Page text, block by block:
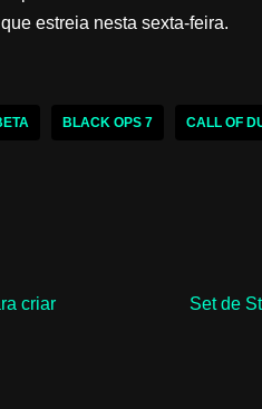
estreia nesta sexta-feira.
BLACK OPS 7 CALL OF
criar
Set de